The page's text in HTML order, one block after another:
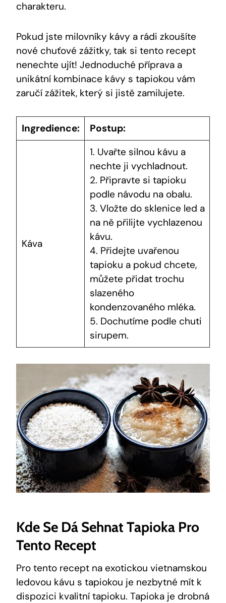
charakteru.
Pokud jste milovníky kávy a rádi zkoušíte
nové chuťové zážitky, tak si tento recept
nenechte ujít! Jednoduché příprava a
unikátní kombinace kávy s tapiokou vám
zaručí zážitek, který si jistě zamilujete.
Ingredience: Postup:
Káva
1. Uvařte silnou kávu a
nechte ji vychladnout.
2. Připravte si tapioku
podle návodu na obalu.
3. Vložte do sklenice led a
na ně přilijte vychlazenou
kávu.
4. Přidejte uvařenou
tapioku a pokud chcete,
můžete přidat trochu
slazeného
kondenzovaného mléka.
5. Dochutíme podle chuti
sirupem.
Kde Se Dá Sehnat Tapioka Pro
Tento Recept
Pro tento recept na exotickou vietnamskou
ledovou kávu s tapiokou je nezbytné mít k
dispozici kvalitní tapioku. Tapioka je drobná